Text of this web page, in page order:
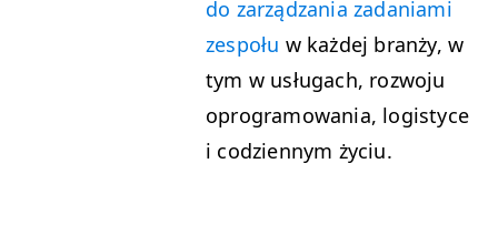
do zarządzania zadaniami
zespołu w każdej branży, w
tym w usługach, rozwoju
oprogramowania, logistyce
i codziennym życiu.